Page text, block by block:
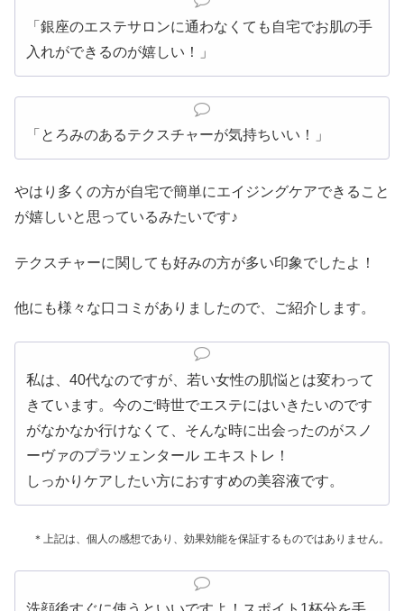
「銀座のエステサロンに通わなくても自宅でお肌の手
入れができるのが嬉しい！」
「とろみのあるテクスチャーが気持ちいい！」
やはり多くの方が自宅で簡単にエイジングケアできること
が嬉しいと思っているみたいです♪
テクスチャーに関しても好みの方が多い印象でしたよ！
他にも様々な口コミがありましたので、ご紹介します。
私は、40代なのですが、若い女性の肌悩とは変わって
きています。今のご時世でエステにはいきたいのです
がなかなか行けなくて、そんな時に出会ったのがスノ
ーヴァのプラツェンタール エキストレ！
しっかりケアしたい方におすすめの美容液です。
＊上記は、個人の感想であり、効果効能を保証するものではありません。